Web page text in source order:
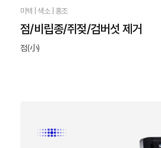
미백 | 색소 | 홍조
점/비립종/쥐젖/검버섯 제거
점(小)